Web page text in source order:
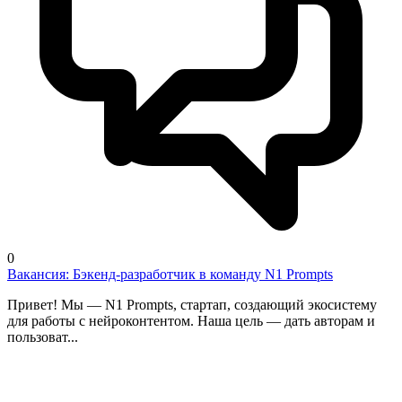
0
Вакансия: Бэкенд-разработчик в команду N1 Prompts
Привет! Мы — N1 Prompts, стартап, создающий экосистему
для работы с нейроконтентом. Наша цель — дать авторам и
пользоват...